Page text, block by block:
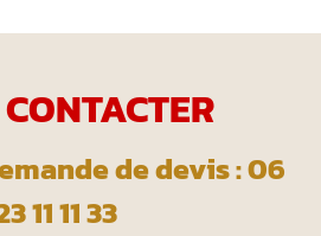
de devis : 06
11 11 33